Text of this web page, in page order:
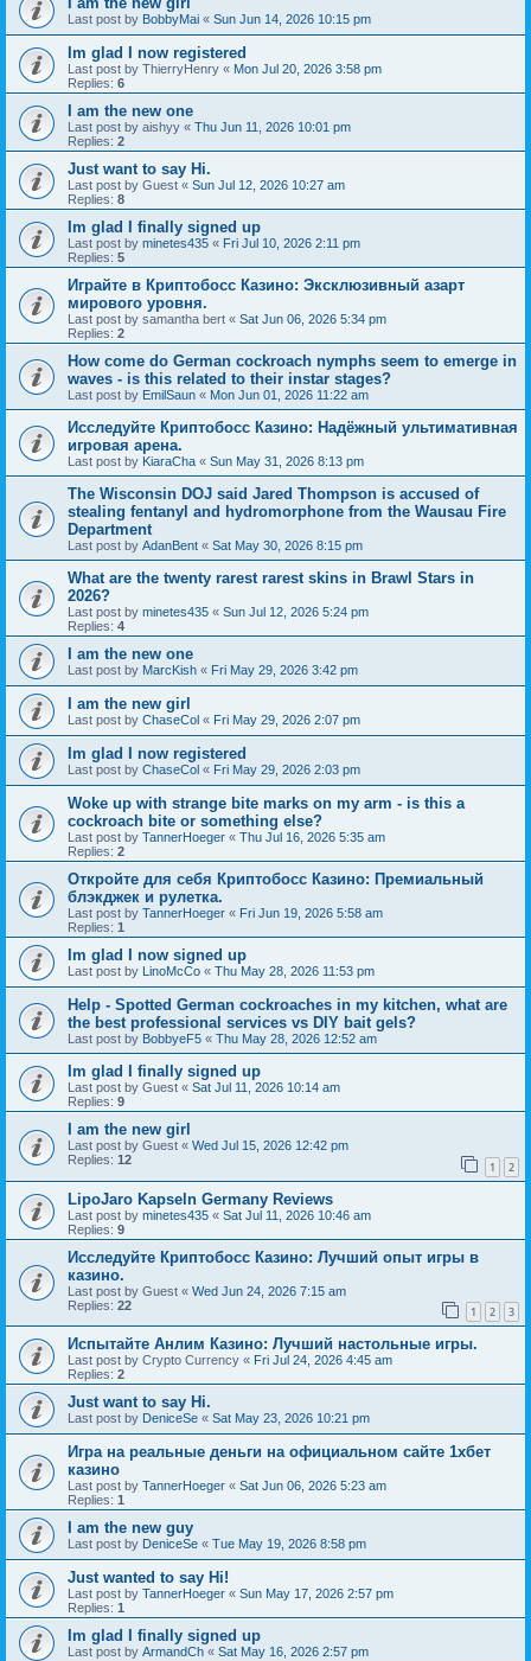
Last post by BobbyMai « Sun Jun 14, 2026 10:15 pm
Im glad I now registered
Last post by ThierryHenry « Mon Jul 20, 2026 3:58 pm
Replies: 6
I am the new one
Last post by aishyy « Thu Jun 11, 2026 10:01 pm
Replies: 2
Just want to say Hi.
Last post by Guest « Sun Jul 12, 2026 10:27 am
Replies: 8
Im glad I finally signed up
Last post by minetes435 « Fri Jul 10, 2026 2:11 pm
Replies: 5
Играйте в Криптобосс Казино: Эксклюзивный азарт
мирового уровня.
Last post by samantha bert « Sat Jun 06, 2026 5:34 pm
Replies: 2
How come do German cockroach nymphs seem to emerge in
waves - is this related to their instar stages?
Last post by EmilSaun « Mon Jun 01, 2026 11:22 am
Исследуйте Криптобосс Казино: Надёжный ультимативная
игровая арена.
Last post by KiaraCha « Sun May 31, 2026 8:13 pm
The Wisconsin DOJ said Jared Thompson is accused of
stealing fentanyl and hydromorphone from the Wausau Fire
Department
Last post by AdanBent « Sat May 30, 2026 8:15 pm
What are the twenty rarest rarest skins in Brawl Stars in
2026?
Last post by minetes435 « Sun Jul 12, 2026 5:24 pm
Replies: 4
I am the new one
Last post by MarcKish « Fri May 29, 2026 3:42 pm
I am the new girl
Last post by ChaseCol « Fri May 29, 2026 2:07 pm
Im glad I now registered
Last post by ChaseCol « Fri May 29, 2026 2:03 pm
Woke up with strange bite marks on my arm - is this a
cockroach bite or something else?
Last post by TannerHoeger « Thu Jul 16, 2026 5:35 am
Replies: 2
Откройте для себя Криптобосс Казино: Премиальный
блэкджек и рулетка.
Last post by TannerHoeger « Fri Jun 19, 2026 5:58 am
Replies: 1
Im glad I now signed up
Last post by LinoMcCo « Thu May 28, 2026 11:53 pm
Help - Spotted German cockroaches in my kitchen, what are
the best professional services vs DIY bait gels?
Last post by BobbyeF5 « Thu May 28, 2026 12:52 am
Im glad I finally signed up
Last post by Guest « Sat Jul 11, 2026 10:14 am
Replies: 9
I am the new girl
Last post by Guest « Wed Jul 15, 2026 12:42 pm
Replies: 12 1 2
LipoJaro Kapseln Germany Reviews
Last post by minetes435 « Sat Jul 11, 2026 10:46 am
Replies: 9
Исследуйте Криптобосс Казино: Лучший опыт игры в
казино.
Last post by Guest « Wed Jun 24, 2026 7:15 am
Replies: 22 1 2 3
Испытайте Анлим Казино: Лучший настольные игры.
Last post by Crypto Currency « Fri Jul 24, 2026 4:45 am
Replies: 2
Just want to say Hi.
Last post by DeniceSe « Sat May 23, 2026 10:21 pm
Игра на реальные деньги на официальном сайте 1хбет
казино
Last post by TannerHoeger « Sat Jun 06, 2026 5:23 am
Replies: 1
I am the new guy
Last post by DeniceSe « Tue May 19, 2026 8:58 pm
Just wanted to say Hi!
Last post by TannerHoeger « Sun May 17, 2026 2:57 pm
Replies: 1
Im glad I finally signed up
Last post by ArmandCh « Sat May 16, 2026 2:57 pm